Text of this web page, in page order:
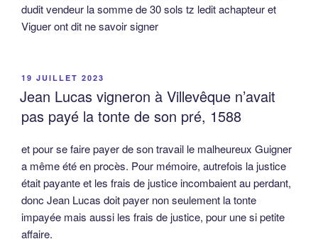
dudit vendeur la somme de 30 sols tz ledit achapteur et
Viguer ont dit ne savoir signer
PUBLIÉ
LE
19 JUILLET 2023
Jean Lucas vigneron à Villevêque n’avait
pas payé la tonte de son pré, 1588
et pour se faire payer de son travail le malheureux Guigner
a même été en procès. Pour mémoire, autrefois la justice
était payante et les frais de justice incombaient au perdant,
donc Jean Lucas doit payer non seulement la tonte
impayée mais aussi les frais de justice, pour une si petite
affaire.